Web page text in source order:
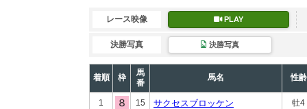
レース映像 PLAY
決勝写真 決勝写真
着順 枠
馬
番
馬名 性齢
1 15 サクセスブロッケン 牡4